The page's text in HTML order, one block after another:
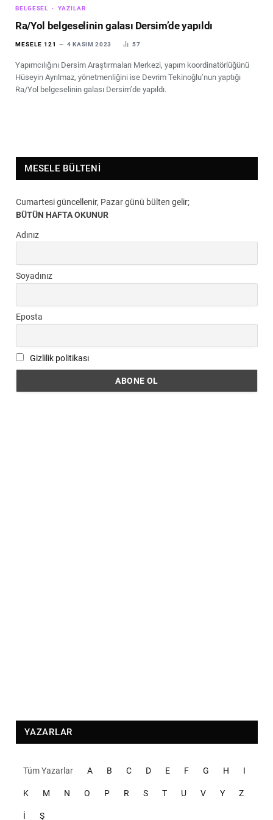
BELGESEL YAZILAR
Ra/Yol belgeselinin galası Dersim’de yapıldı
MESELE 121 4 KASIM 2023 57
Yapımcılığını Dersim Araştırmaları Merkezi, yapım koordinatörlüğünü
Hüseyin Ayrılmaz, yönetmenliğini ise Devrim Tekinoğlu’nun yaptığı
Ra/Yol belgeselinin galası Dersim’de yapıldı.
MESELE BÜLTENI
Cumartesi güncellenir, Pazar günü bülten gelir;
BÜTÜN HAFTA OKUNUR
Adınız
Soyadınız
Eposta
Gizlilik politikası
YAZARLAR
Tüm Yazarlar A B C D E F G H I
K M N O P R S T U V Y Z
İ Ş